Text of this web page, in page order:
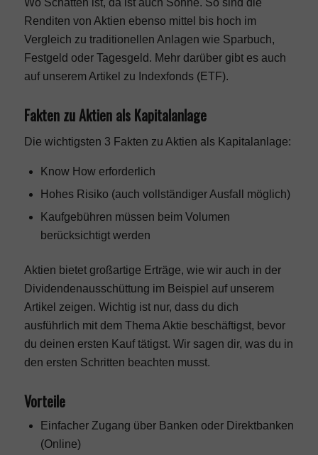
Wo Schatten ist, da ist auch Sonne. So sind die
Renditen von Aktien ebenso mittel bis hoch im
Vergleich zu traditionellen Anlagen wie Sparbuch,
Festgeld oder Tagesgeld. Mehr darüber gibt es auch
auf unserem Artikel zu Indexfonds (ETF).
Fakten zu Aktien als Kapitalanlage
Die wichtigsten 3 Fakten zu Aktien als Kapitalanlage:
Know How erforderlich
Hohes Risiko (auch vollständiger Ausfall möglich)
Kaufgebühren müssen beim Volumen
berücksichtigt werden
Aktien bietet großartige Erträge, wie wir auch in der
Dividendenausschüttung im Beispiel auf unserem
Artikel zeigen. Wichtig ist nur, dass du dich
ausführlich mit dem Thema Aktie beschäftigst, bevor
du deinen ersten Kauf tätigst. Wir sagen dir, was du in
den ersten Schritten beachten musst.
Vorteile
Einfacher Zugang über Banken oder Direktbanken
(Online)